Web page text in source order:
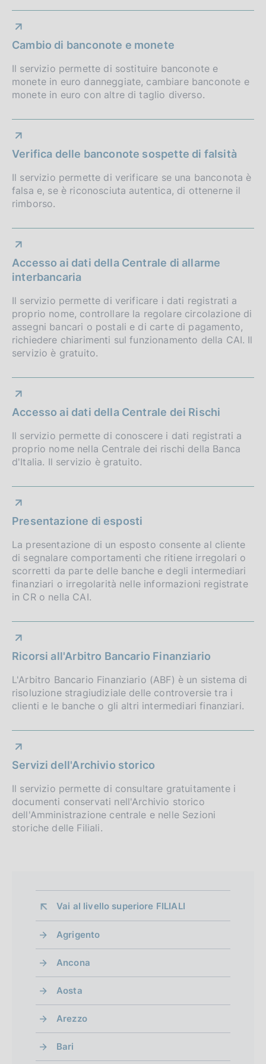
Cambio di banconote e monete
Il servizio permette di sostituire banconote e
monete in euro danneggiate, cambiare banconote e
monete in euro con altre di taglio diverso.
Verifica delle banconote sospette di falsità
Il servizio permette di verificare se una banconota è
falsa e, se è riconosciuta autentica, di ottenerne il
rimborso.
Accesso ai dati della Centrale di allarme
interbancaria
Il servizio permette di verificare i dati registrati a
proprio nome, controllare la regolare circolazione di
assegni bancari o postali e di carte di pagamento,
richiedere chiarimenti sul funzionamento della CAI. Il
servizio è gratuito.
Accesso ai dati della Centrale dei Rischi
Il servizio permette di conoscere i dati registrati a
proprio nome nella Centrale dei rischi della Banca
d'Italia. Il servizio è gratuito.
Presentazione di esposti
La presentazione di un esposto consente al cliente
di segnalare comportamenti che ritiene irregolari o
scorretti da parte delle banche e degli intermediari
finanziari o irregolarità nelle informazioni registrate
in CR o nella CAI.
Ricorsi all'Arbitro Bancario Finanziario
L'Arbitro Bancario Finanziario (ABF) è un sistema di
risoluzione stragiudiziale delle controversie tra i
clienti e le banche o gli altri intermediari finanziari.
Servizi dell'Archivio storico
Il servizio permette di consultare gratuitamente i
documenti conservati nell'Archivio storico
dell'Amministrazione centrale e nelle Sezioni
storiche delle Filiali.
Vai al livello superiore FILIALI
Agrigento
Ancona
Aosta
Arezzo
Bari